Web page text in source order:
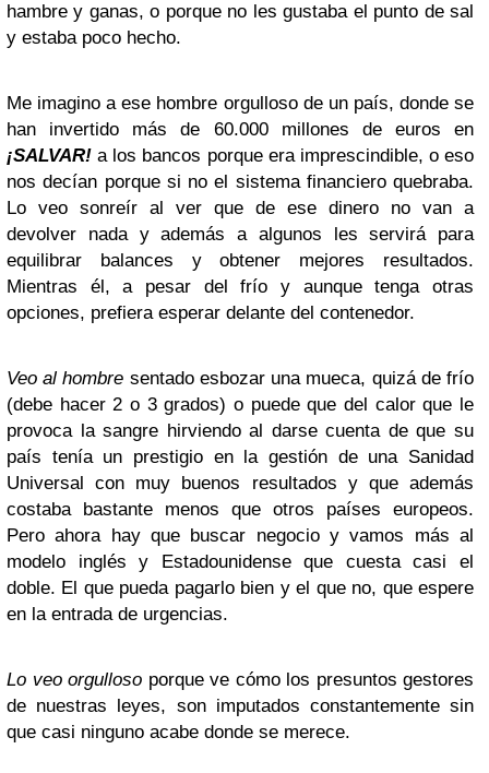
hambre y ganas, o porque no les gustaba el punto de sal
y estaba poco hecho.
Me imagino a ese hombre orgulloso de un país, donde se
han invertido más de 60.000 millones de euros en
¡SALVAR!a los bancos porque era imprescindible, o eso
nos decían porque si no el sistema financiero quebraba.
Lo veo sonreír al ver que de ese dinero no van a
devolver nada y además a algunos les servirá para
equilibrar balances y obtener mejores resultados.
Mientras él, a pesar del frío y aunque tenga otras
opciones, prefiera esperar delante del contenedor.
Veo al hombre sentado esbozar una mueca, quizá de frío
(debe hacer 2 o 3 grados) o puede que del calor que le
provoca la sangre hirviendo al darse cuenta de que su
país tenía un prestigio en la gestión de una Sanidad
Universal con muy buenos resultados y que además
costaba bastante menos que otros países europeos.
Pero ahora hay que buscar negocio y vamos más al
modelo inglés y Estadounidense que cuesta casi el
doble. El que pueda pagarlo bien y el que no, que espere
en la entrada de urgencias.
Lo veo orgulloso porque ve cómo los presuntos gestores
de nuestras leyes, son imputados constantemente sin
que casi ninguno acabe donde se merece.